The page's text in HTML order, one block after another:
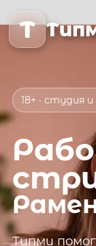
T
18+ · студия
Типми